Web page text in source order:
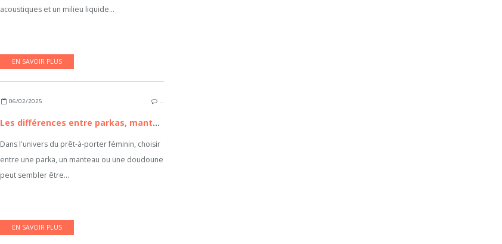
acoustiques et un milieu liquide...
EN SAVOIR PLUS
06/02/2025 …
Les différences entre parkas, manteaux et doudounes pour femmes
Dans l'univers du prêt-à-porter féminin, choisir
entre une parka, un manteau ou une doudoune
peut sembler être...
EN SAVOIR PLUS